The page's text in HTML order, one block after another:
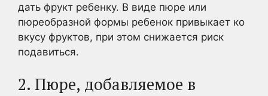
дать фрукт ребенку. В виде пюре или
пюреобразной формы ребенок привыкает ко
вкусу фруктов, при этом снижается риск
подавиться.
2. Пюре, добавляемое в